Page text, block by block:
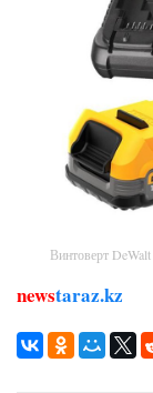
Винтоверт
newstaraz.kz